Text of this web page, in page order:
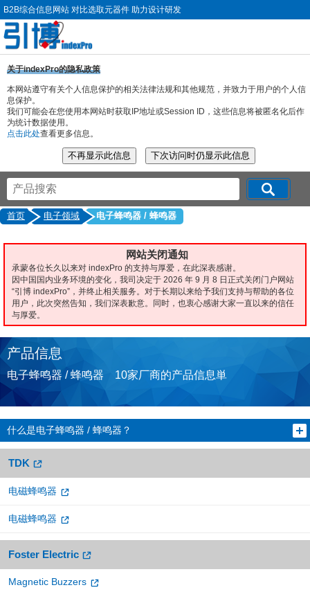
B2B综合信息网站 对比选取元器件 助力设计研发
关于indexPro的隐私政策
本网站遵守有关个人信息保护的相关法律法规和其他规范，并致力于用户的个人信
息保护。
我们可能会在您使用本网站时获取IP地址或Session ID，这些信息将被匿名化后作
为统计数据使用。
点击此处查看更多信息。
首页 电子领域 电子蜂鸣器 / 蜂鸣器
网站关闭通知
承蒙各位长久以来对 indexPro 的支持与厚爱，在此深表感谢。
因中国国内业务环境的变化，我司决定于 2026 年 9 月 8 日正式关闭门户网站
“引博 indexPro”，并终止相关服务。对于长期以来给予我们支持与帮助的各位
用户，此次突然告知，我们深表歉意。同时，也衷心感谢大家一直以来的信任
与厚爱。
产品信息
电子蜂鸣器 / 蜂鸣器 10家厂商的产品信息単
什么是电子蜂鸣器 / 蜂鸣器？
TDK
电磁蜂鸣器
电磁蜂鸣器
Foster Electric
Magnetic Buzzers